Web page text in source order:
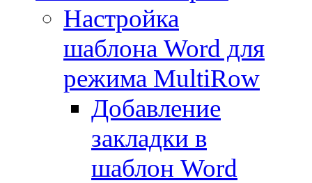
Настройка
шаблона Word для
режима MultiRow
Добавление
закладки в
шаблон Word